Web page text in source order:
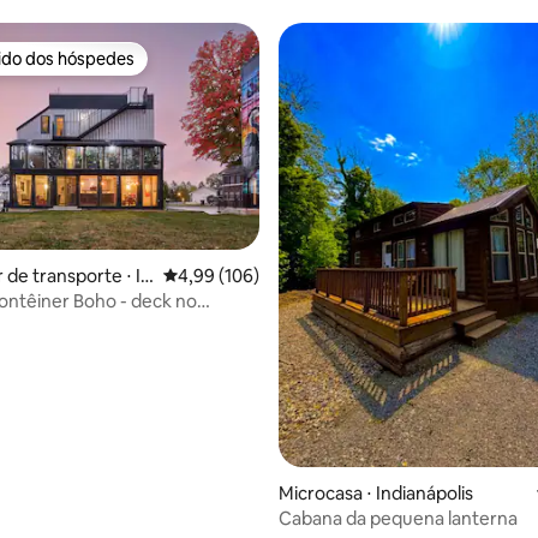
de 5, 282 avaliações
preferidos dos hóspedes
dos hóspedes
transporte ⋅ In 4,99 de uma avaliação média de 5, 106
4,99 (106)
Boho - deck no
Microcasa ⋅ Indianápolis
Cabana da pequena lanterna